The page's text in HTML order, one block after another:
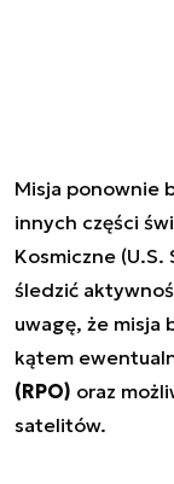
Misja ponownie
innych części
Kosmiczne (U.S.
śledzić
uwagę, że misja
kątem
(RPO) oraz
satelitów.